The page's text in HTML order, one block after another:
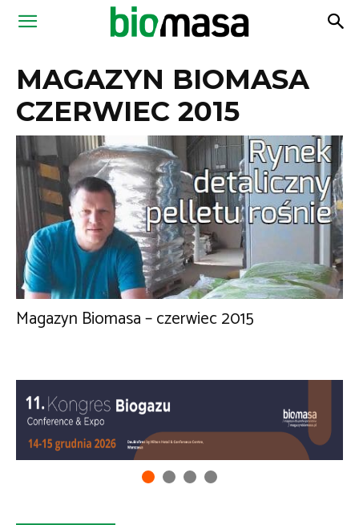
Magazyn
MAGAZYN BIOMASA
CZERWIEC 2015
Magazyn Biomasa – czerwiec 2015